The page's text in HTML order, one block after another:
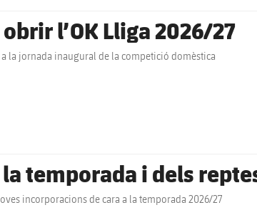
l’OK Lliga 2026/27
la jornada inaugural de la competició domèstica
temporada i dels
incorporacions de cara a la temporada 2026/27